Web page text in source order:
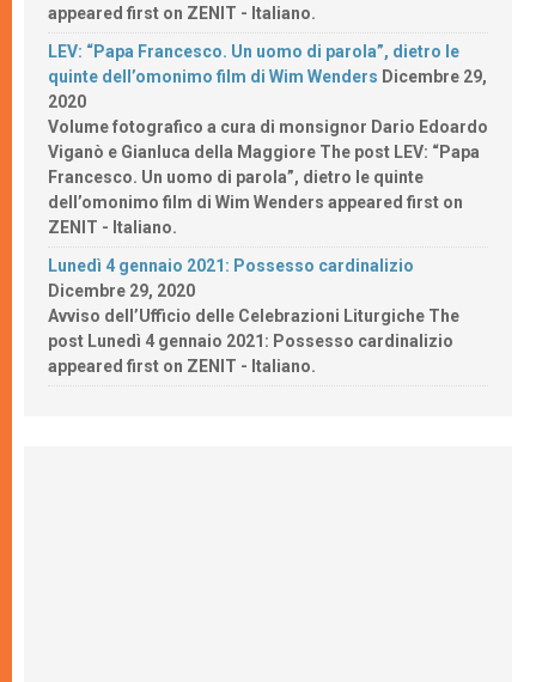
appeared first on ZENIT - Italiano.
LEV: “Papa Francesco. Un uomo di parola”, dietro le
quinte dell’omonimo film di Wim Wenders Dicembre 29,
2020
Volume fotografico a cura di monsignor Dario Edoardo
Viganò e Gianluca della Maggiore The post LEV: “Papa
Francesco. Un uomo di parola”, dietro le quinte
dell’omonimo film di Wim Wenders appeared first on
ZENIT - Italiano.
Lunedì 4 gennaio 2021: Possesso cardinalizio
Dicembre 29, 2020
Avviso dell’Ufficio delle Celebrazioni Liturgiche The
post Lunedì 4 gennaio 2021: Possesso cardinalizio
appeared first on ZENIT - Italiano.